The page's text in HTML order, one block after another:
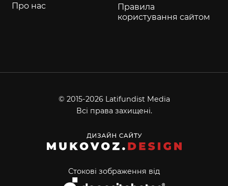
Про нас
Правила
користування сайтом
© 2015-2026 Latifundist Media
Всі права захищені.
Стокові зображення від